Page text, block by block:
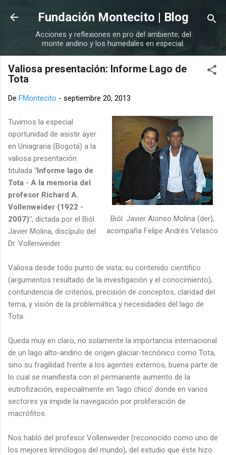
Ir al contenido principal
Fundación Montecito | Blog
Acciones y reflexiones en pro del ambiente; del
monte andino y los humedales en especial.
Valiosa presentación: Informe Lago de
Tota
De FMontecito - septiembre 20, 2013
Biól. Javier Alonso Molina (der),
acompaña Felipe Andrés Velasco
Tuvimos la especial
oportunidad de asistir ayer
en Uniagraria (Bogotá) a la
valiosa presentación
titulada "Informe lago de
Tota - A la memoria del
profesor Richard A.
Vollenweider (1922 -
2007)", dictada por el Biól.
Javier Molina, discípulo del
Dr. Vollenweider.
Valiosa desde todo punto de vista; su contenido científico
(argumentos resultado de la investigación y el conocimiento),
contundencia de criterios, precisión de conceptos, claridad del
tema, y visión de la problemática y necesidades del lago de
Tota.
Queda muy en claro, no solamente la importancia internacional
de un lago alto-andino de origen glaciar-tecnónico como Tota,
sino su fragilidad frente a los agentes externos, buena parte de
lo cual se manifiesta con el permanente aumento de la
eutrofización, especialmente en 'lago chico' donde en varios
sectores ya impide la navegación por proliferación de
macrófitos.
Nos habló del profesor Vollenweider (reconocido como uno de
los mejores limnólogos del mundo), del estudio que éste hizo